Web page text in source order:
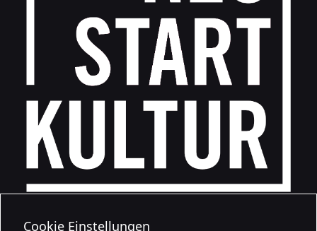
Cookie Einstellungen